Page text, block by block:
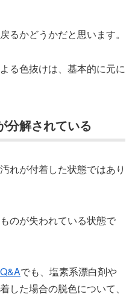
るかどうかだと思います。
る色抜けは、基本的に元に
分解されている
れが付着した状態ではあり
のが失われている状態で
でも、塩素系漂白剤や
した場合の脱色について、